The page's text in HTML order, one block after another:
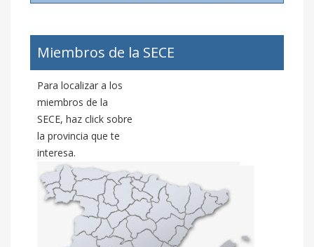
Miembros de la SECE
Para localizar a los
miembros de la
SECE, haz click sobre
la provincia que te
interesa.